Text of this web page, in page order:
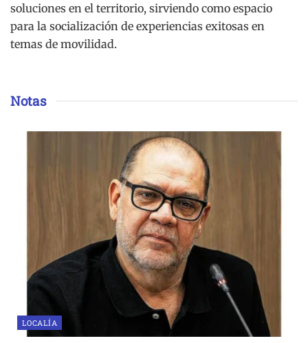
soluciones en el territorio, sirviendo como espacio
para la socialización de experiencias exitosas en
temas de movilidad.
Notas
LOCALÍA